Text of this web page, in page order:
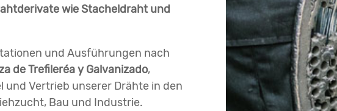
wie Stacheldraht und
und Ausführungen nach
de Trefileréa y Galvanizado,
und Vertrieb unserer Drähte in den
Bau und Industrie.